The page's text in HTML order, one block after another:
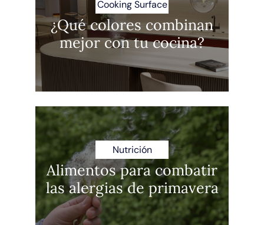
Cooking Surface
¿Qué colores combinan
mejor con tu cocina?
Nutrición
Alimentos para combatir
las alergias de primavera